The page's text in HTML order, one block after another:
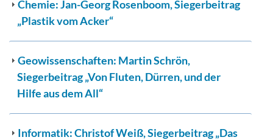
Chemie: Jan-Georg Rosenboom, Siegerbeitrag
„Plastik vom Acker“
Geowissenschaften: Martin Schrön,
Siegerbeitrag „Von Fluten, Dürren, und der
Hilfe aus dem All“
Informatik: Christof Weiß, Siegerbeitrag „Das